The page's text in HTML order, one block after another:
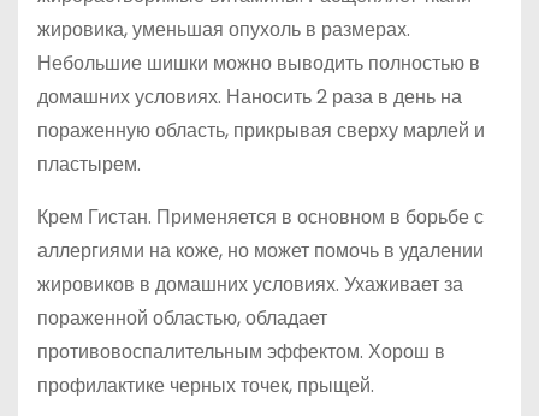
жировика, уменьшая опухоль в размерах.
Небольшие шишки можно выводить полностью в
домашних условиях. Наносить 2 раза в день на
пораженную область, прикрывая сверху марлей и
пластырем.
Крем Гистан. Применяется в основном в борьбе с
аллергиями на коже, но может помочь в удалении
жировиков в домашних условиях. Ухаживает за
пораженной областью, обладает
противовоспалительным эффектом. Хорош в
профилактике черных точек, прыщей.